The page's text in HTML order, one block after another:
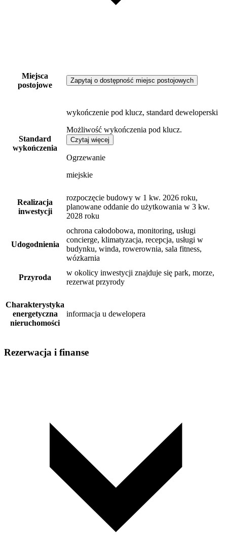
Miejsca
postojowe
Zapytaj o dostępność miejsc postojowych
Standard
wykończenia
wykończenie pod klucz, standard deweloperski
Możliwość wykończenia pod klucz.
Czytaj więcej
Ogrzewanie
miejskie
Realizacja
inwestycji
rozpoczęcie budowy w 1 kw. 2026 roku,
planowane oddanie do użytkowania w 3 kw.
2028 roku
Udogodnienia
ochrona całodobowa, monitoring, usługi
concierge, klimatyzacja, recepcja, usługi w
budynku, winda, rowerownia, sala fitness,
wózkarnia
Przyroda
w okolicy inwestycji znajduje się park, morze,
rezerwat przyrody
Charakterystyka
energetyczna
nieruchomości
informacja u dewelopera
Rezerwacja i finanse